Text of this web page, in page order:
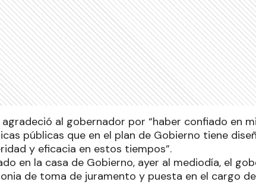
al gobernador por “haber confiado en
públicas que en el plan de Gobierno tiene
y eficacia en estos tiempos”.
en la casa de Gobierno, ayer al mediodía, el
de toma de juramento y puesta en el cargo